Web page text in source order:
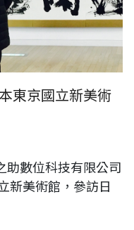
東京國立新美術
助數位科技有限公司
新美術館，參訪日